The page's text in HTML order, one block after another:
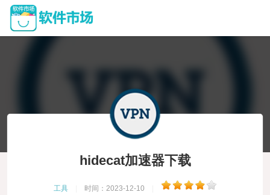
hidecat加速器下载
工具 时间：2023-12-10